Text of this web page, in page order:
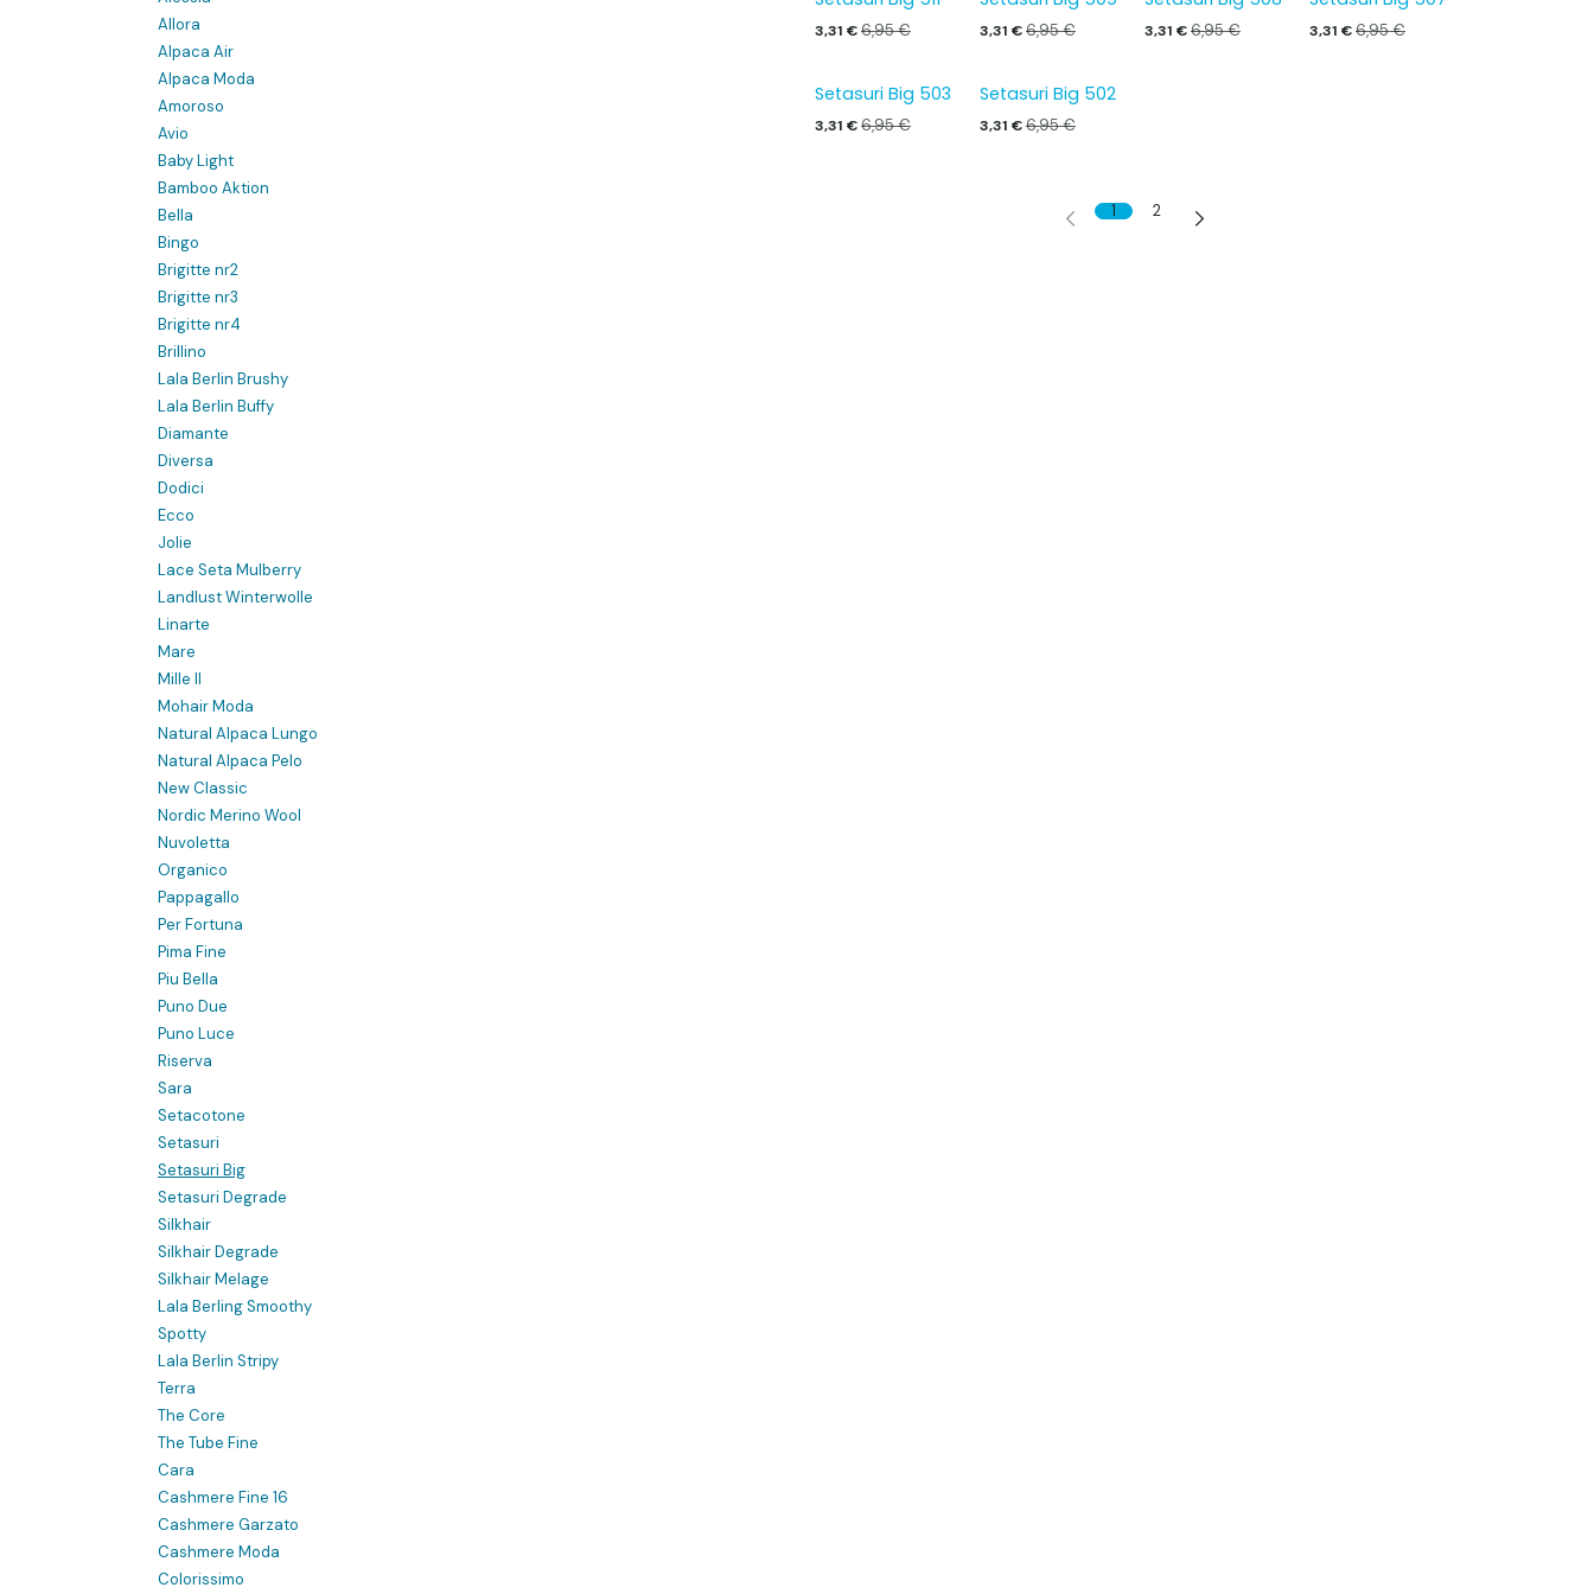
Allora
Alpaca Air
Alpaca Moda
Amoroso
Avio
Baby Light
Bamboo Aktion
Bella
Bingo
Brigitte nr2
Brigitte nr3
Brigitte nr4
Brillino
Lala Berlin Brushy
Lala Berlin Buffy
Diamante
Diversa
Dodici
Ecco
Jolie
Lace Seta Mulberry
Landlust Winterwolle
Linarte
Mare
Mille II
Mohair Moda
Natural Alpaca Lungo
Natural Alpaca Pelo
New Classic
Nordic Merino Wool
Nuvoletta
Organico
Pappagallo
Per Fortuna
Pima Fine
Piu Bella
Puno Due
Puno Luce
Riserva
Sara
Setacotone
Setasuri
Setasuri Big
Setasuri Degrade
Silkhair
Silkhair Degrade
Silkhair Melage
Lala Berling Smoothy
Spotty
Lala Berlin Stripy
Terra
The Core
The Tube Fine
Cara
Cashmere Fine 16
Cashmere Garzato
Cashmere Moda
Colorissimo
3,31 €6,95€ 3,31 €6,95€ 3,31 €6,95€ 3,31 €6,95€
Setasuri Big 503
3,31 €6,95€
Setasuri Big 502
3,31 €6,95€
1 2